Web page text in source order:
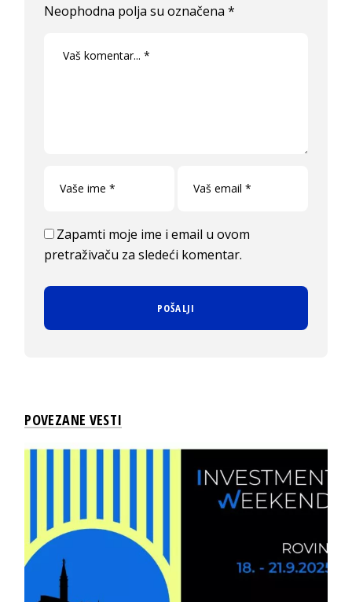
Neophodna polja su označena*
Zapamti moje ime i email u ovom
pretraživaču za sledeći komentar.
POVEZANE VESTI